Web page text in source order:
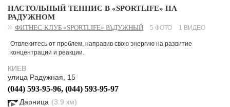
НАСТОЛЬНЫЙ ТЕННИС В «SPORTLIFE» НА
РАДУЖНОМ
ФИТНЕС-КЛУБ «SPORTLIFE» РАДУЖНЫЙ 5 ФОТО 1 ВИДЕО
Отвлекитесь от проблем, направив свою энергию на развитие
концентрации и реакции.
КИЕВ
улица Радужная, 15
(044) 593-95-96, (044) 593-95-97
Дарница (3.9 км)